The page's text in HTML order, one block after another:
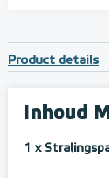
Product details
Inhoud
1 x